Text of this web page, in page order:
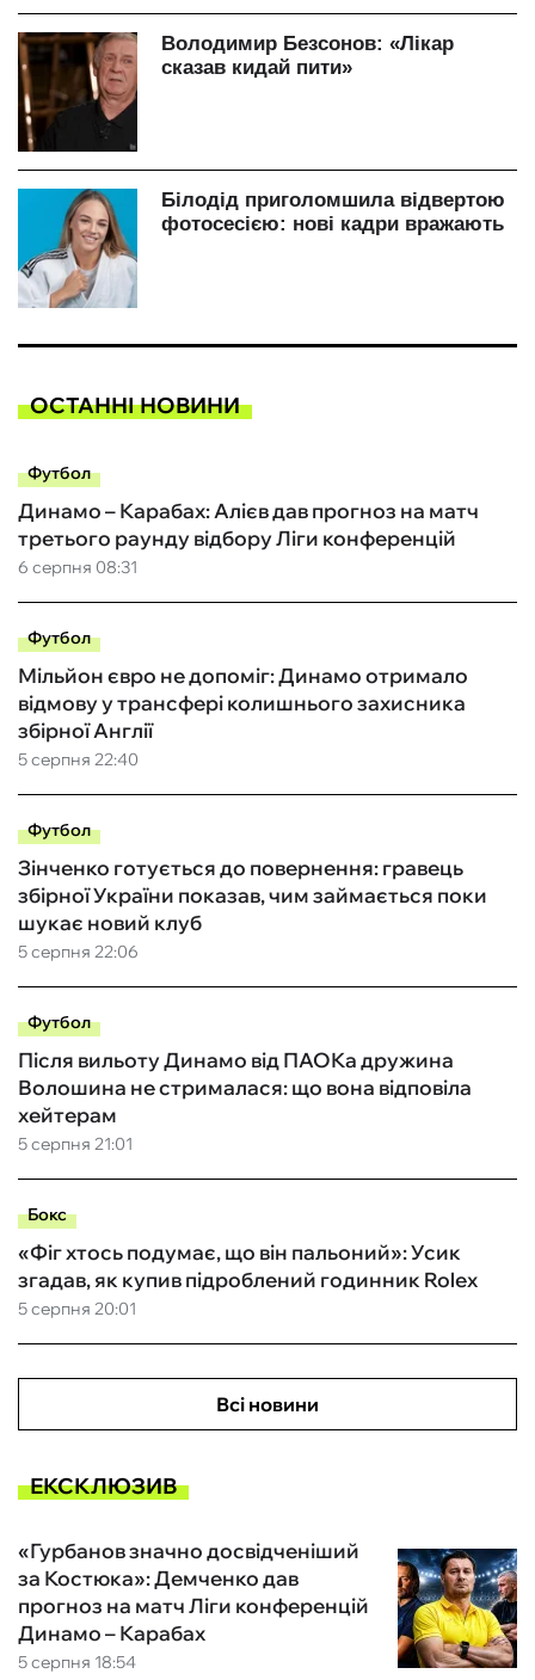
ОСТАННІ НОВИНИ
Футбол
6 серпня 08:31
Динамо – Карабах: Алієв дав прогноз на матч
третього раунду відбору Ліги конференцій
Футбол
5 серпня 22:40
Мільйон євро не допоміг: Динамо отримало
відмову у трансфері колишнього захисника
збірної Англії
Футбол
5 серпня 22:06
Зінченко готується до повернення: гравець
збірної України показав, чим займається поки
шукає новий клуб
Футбол
5 серпня 21:01
Після вильоту Динамо від ПАОКа дружина
Волошина не стрималася: що вона відповіла
хейтерам
Бокс
5 серпня 20:01
«Фіг хтось подумає, що він пальоний»: Усик
згадав, як купив підроблений годинник Rolex
Всі новини
ЕКСКЛЮЗИВ
5 серпня 18:54
«Гурбанов значно досвідченіший
за Костюка»: Демченко дав
прогноз на матч Ліги конференцій
Динамо – Карабах